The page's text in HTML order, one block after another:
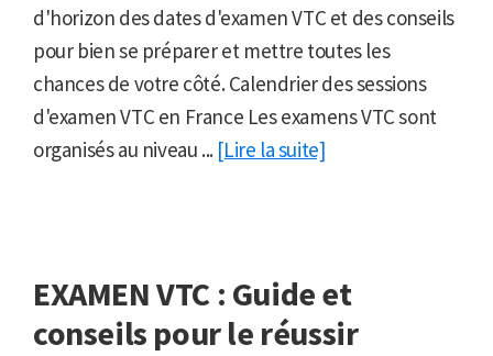
d'horizon des dates d'examen VTC et des conseils
pour bien se préparer et mettre toutes les
chances de votre côté. Calendrier des sessions
d'examen VTC en France Les examens VTC sont
organisés au niveau ... [Lire la suite]
EXAMEN VTC : Guide et
conseils pour le réussir